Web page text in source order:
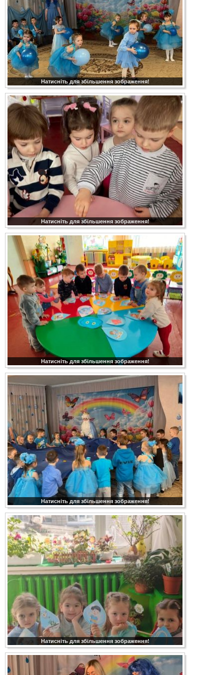
Натисніть для збільшення зображення!
Натисніть для збільшення зображення!
Натисніть для збільшення зображення!
Натисніть для збільшення зображення!
Натисніть для збільшення зображення!